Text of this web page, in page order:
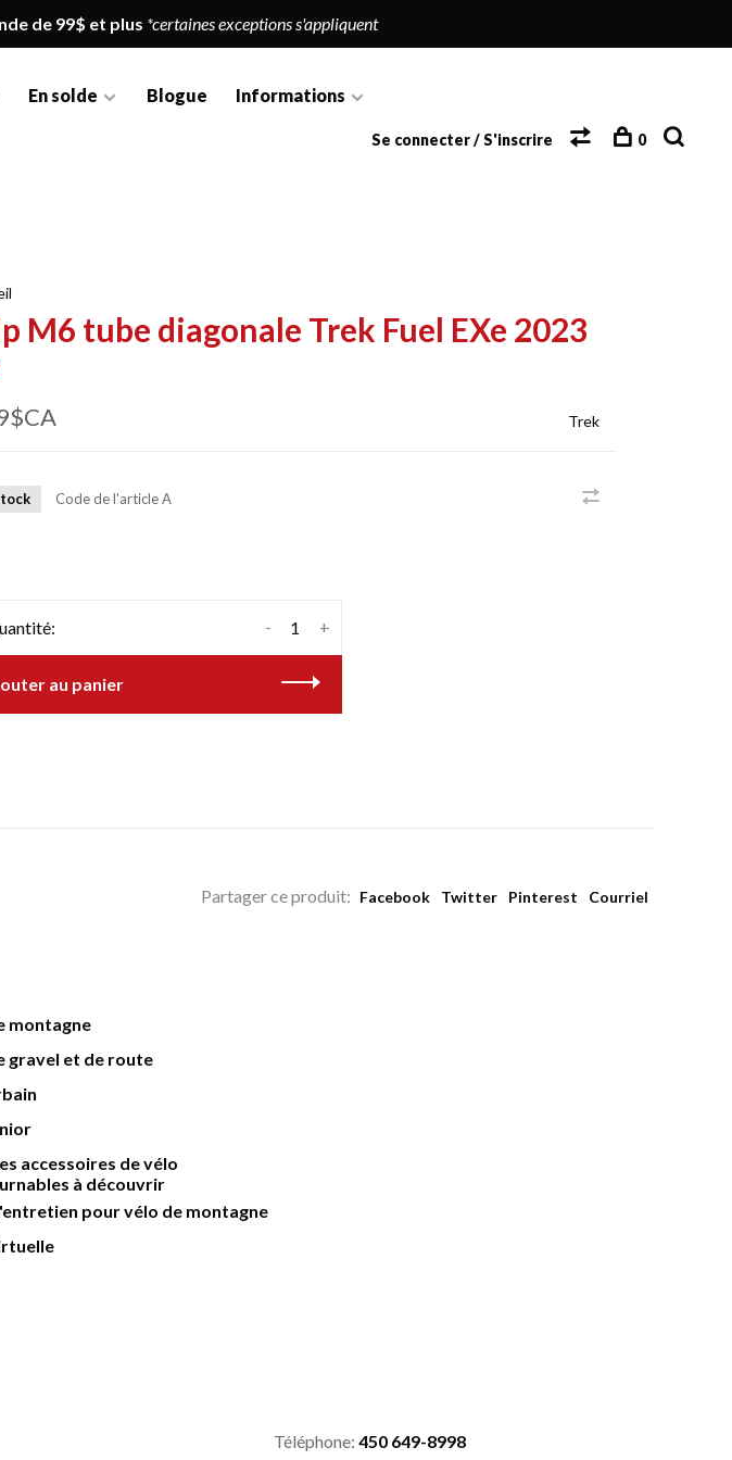
de 99$ et plus *certaines exceptions s'appliquent
En solde Blogue Informations
Se connecter / S'inscrire 0
M6 tube diagonale Trek Fuel EXe 2023
Trek
Code de l'articleA
+
-
au panier
Partager ce produit: Facebook Twitter Pinterest Courriel
montagne
gravel et de route
accessoires de vélo
à découvrir
pour vélo de montagne
Téléphone: 450 649-8998